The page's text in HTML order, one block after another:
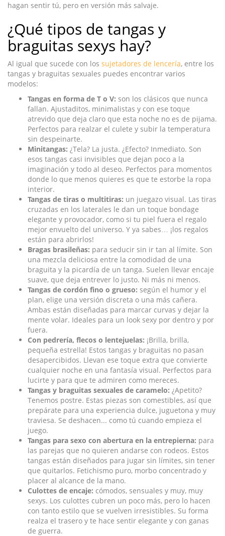
hagan sentir tú, pero en versión más salvaje.
¿Qué tipos de tangas y
braguitas sexys hay?
Al igual que sucede con los sujetadores de lencería, entre los
tangas y braguitas sexuales puedes encontrar varios
modelos:
Tangas en forma de T o V: son los clásicos que nunca
fallan. Ajustaditos, minimalistas y con ese toque
atrevido que deja claro que esta noche no es de pijama.
Perfectos para realzar el culete y subir la temperatura
sin despeinarte.
Minitangas: ¿Tela? La justa. ¿Efecto? Inmediato. Son
esos tangas casi invisibles que dejan poco a la
imaginación y todo al deseo. Perfectos para momentos
donde lo que menos quieres es que te estorbe la ropa
interior.
Tangas de tiras o multitiras: un juegazo visual. Las tiras
cruzadas en los laterales le dan un toque bondage
elegante y provocador, como si tu piel fuera el regalo
mejor envuelto del universo. Y ya sabes… ¡los regalos
están para abrirlos!
Bragas brasileñas: para seducir sin ir tan al límite. Son
una mezcla deliciosa entre la comodidad de una
braguita y la picardía de un tanga. Suelen llevar encaje
suave, que deja entrever lo justo. Ni más ni menos.
Tangas de cordón fino o grueso: según el humor y el
plan, elige una versión discreta o una más cañera.
Ambas están diseñadas para marcar curvas y dejar la
mente volar. Ideales para un look sexy por dentro y por
fuera.
Con pedrería, flecos o lentejuelas: ¡Brilla, brilla,
pequeña estrella! Estos tangas y braguitas no pasan
desapercibidos. Llevan ese toque extra que convierte
cualquier noche en una fantasía visual. Perfectos para
lucirte y para que te admiren como mereces.
Tangas y braguitas sexuales de caramelo: ¿Apetito?
Tenemos postre. Estas piezas son comestibles, así que
prepárate para una experiencia dulce, juguetona y muy
traviesa. Se deshacen... como tú cuando empieza el
juego.
Tangas para sexo con abertura en la entrepierna: para
las parejas que no quieren andarse con rodeos. Estos
tangas están diseñados para jugar sin límites, sin tener
que quitarlos. Fetichismo puro, morbo concentrado y
placer al alcance de la mano.
Culottes de encaje: cómodos, sensuales y muy, muy
sexys. Los culottes cubren un poco más, pero lo hacen
con tanto estilo que se vuelven irresistibles. Su forma
realza el trasero y te hace sentir elegante y con ganas
de guerra.